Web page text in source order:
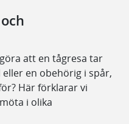
att en tågresa tar
en obehörig i spår,
Här förklarar vi
i olika